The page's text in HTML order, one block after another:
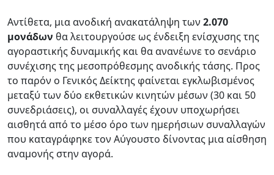
Αντίθετα, μια ανοδική ανακατάληψη των 2.070
μονάδων θα λειτουργούσε ως ένδειξη ενίσχυσης της
αγοραστικής δυναμικής και θα ανανέωνε το σενάριο
συνέχισης της μεσοπρόθεσμης ανοδικής τάσης. Προς
το παρόν ο Γενικός Δείκτης φαίνεται εγκλωβισμένος
μεταξύ των δύο εκθετικών κινητών μέσων (30 και 50
συνεδριάσεις), οι συναλλαγές έχουν υποχωρήσει
αισθητά από το μέσο όρο των ημερήσιων συναλλαγών
που καταγράφηκε τον Αύγουστο δίνοντας μια αίσθηση
αναμονής στην αγορά.